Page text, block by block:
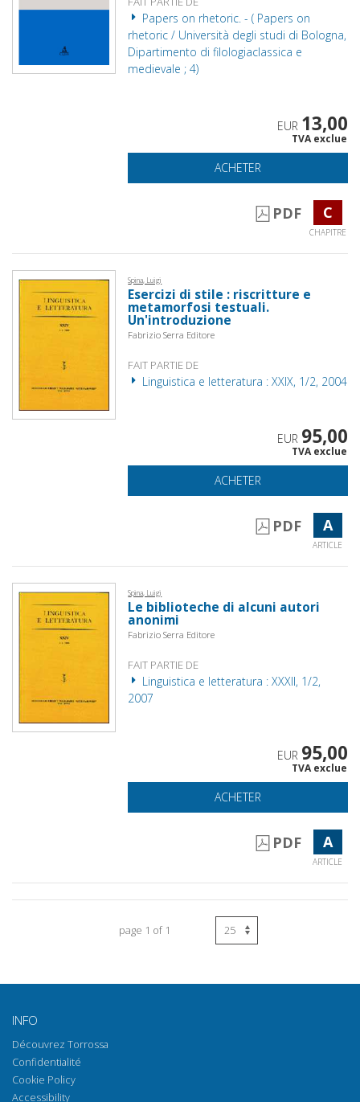
Papers on rhetoric. - ( Papers on
rhetoric / Università degli studi di Bologna,
Dipartimento di filologiaclassica e
medievale ; 4)
EUR 13,00
TVA exclue
ACHETER
PDF C
CHAPITRE
Spina, Luigi
Esercizi di stile : riscritture e
metamorfosi testuali.
Un'introduzione
Fabrizio Serra Editore
FAIT PARTIE DE
Linguistica e letteratura : XXIX, 1/2, 2004
EUR 95,00
TVA exclue
ACHETER
PDF A
ARTICLE
Spina, Luigi
Le biblioteche di alcuni autori
anonimi
Fabrizio Serra Editore
FAIT PARTIE DE
Linguistica e letteratura : XXXII, 1/2,
2007
EUR 95,00
TVA exclue
ACHETER
PDF A
ARTICLE
page 1 of 1
INFO
Découvrez Torrossa
Confidentialité
Cookie Policy
Accessibility